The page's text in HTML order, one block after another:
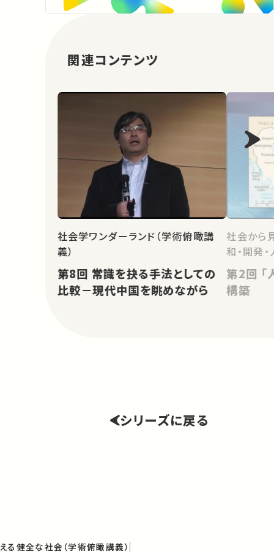
関連コンテンツ
社会学ワンダーランド（学術俯瞰講
義）
第8回 常識を抉る手法としての
比較－現代中国を眺めながら
社会から
和・開発
第2回 ｢人間の安全保障｣と平和
構築
シリーズに戻る
る健全な社会（学術俯瞰講義）